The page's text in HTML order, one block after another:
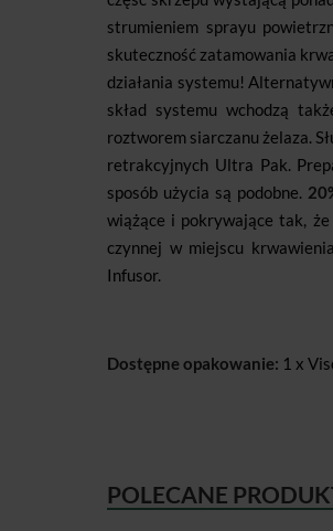
strumieniem sprayu
skuteczność zatamowania
działania systemu!
skład systemu wchodzą
roztworem siarczanu żelaza.
retrakcyjnych Ultra Pak.
sposób użycia są podobne.
wiążące i pokrywające tak,
czynnej w miejscu
Infusor.
Dostępne opakowanie: 1 x
POLECANE